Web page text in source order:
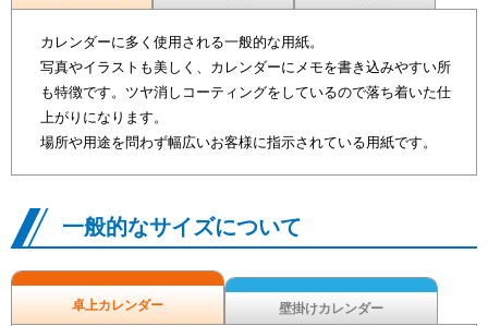
カレンダーに多く使用される一般的な用紙。
写真やイラストも美しく、カレンダーにメモを書き込みやすい所
も特徴です。ツヤ消しコーティングをしているので落ち着いた仕
上がりになります。
場所や用途を問わず幅広いお客様に指示されている用紙です。
一般的なサイズについて
卓上カレンダー 壁掛けカレンダー